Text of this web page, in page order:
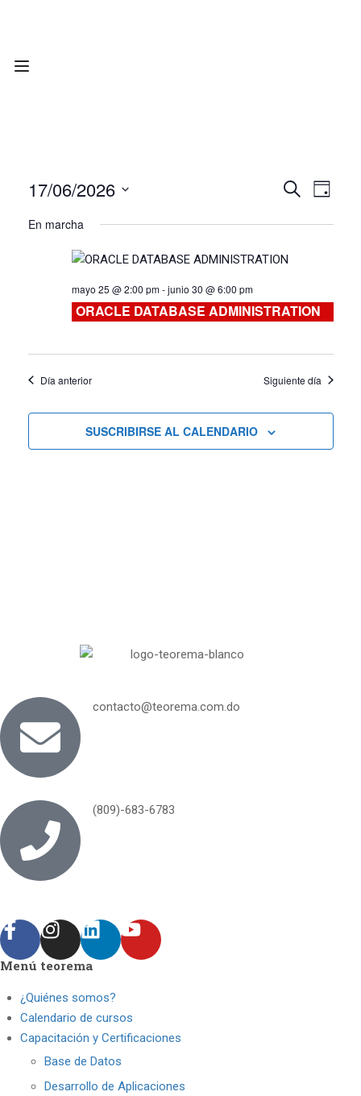
de
y
vistas
de
BUSCAR
de
DÍA
17/06/2026
fecha.
En marcha
mayo 25 @ 2:00 pm-junio 30 @ 6:00 pm
ORACLE DATABASE ADMINISTRATION
Día anterior Siguiente día
SUSCRIBIRSE AL CALENDARIO
contacto@teorema.com.do
(809)-683-6783
Menú teorema
¿Quiénes somos?
Calendario de cursos
Capacitación y Certificaciones
Base de Datos
Desarrollo de Aplicaciones